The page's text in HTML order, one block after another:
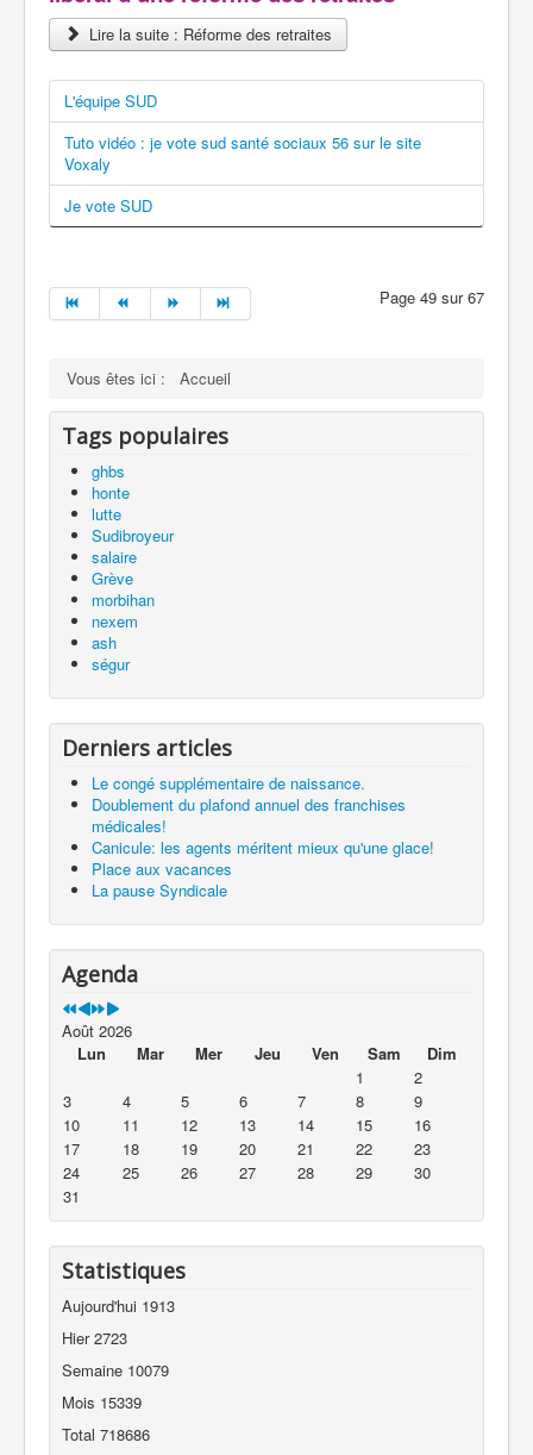
Lire la suite : Réforme des retraites
L'équipe SUD
Tuto vidéo : je vote sud santé sociaux 56 sur le site
Voxaly
Je vote SUD
Page 49 sur 67
Vous êtes ici : Accueil
Tags populaires
ghbs
honte
lutte
Sudibroyeur
salaire
Grève
morbihan
nexem
ash
ségur
Derniers articles
Le congé supplémentaire de naissance.
Doublement du plafond annuel des franchises
médicales!
Canicule: les agents méritent mieux qu'une glace!
Place aux vacances
La pause Syndicale
Agenda
Août 2026
Lun
Mar Mer Jeu Ven Sam
Dim
1
2
3
4 5 6 7 8
9
10
11 12 13 14 15
16
17
18 19 20 21 22
23
24
25 26 27 28 29
30
31
Statistiques
Aujourd'hui 1913
Hier2723
Semaine 10079
Mois 15339
Total 718686